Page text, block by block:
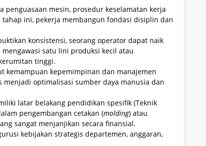
penguasaan mesin, prosedur keselamatan kerja
ini, pekerja membangun fondasi disiplin dan
konsistensi, seorang operator dapat naik
satu lini produksi kecil atau
tinggi.
kemampuan kepemimpinan dan manajemen
menjadi optimalisasi sumber daya manusia dan
latar belakang pendidikan spesifik (Teknik
pengembangan cetakan (molding) atau
sangat menjanjikan secara finansial.
kebijakan strategis departemen, anggaran,